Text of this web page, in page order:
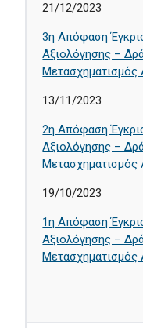
21/12/2023
3η Απόφαση
Αξιολόγησης –
Μετασχηματισμός
13/11/2023
2η Απόφαση
Αξιολόγησης –
Μετασχηματισμός
19/10/2023
1η Απόφαση
Αξιολόγησης –
Μετασχηματισμός